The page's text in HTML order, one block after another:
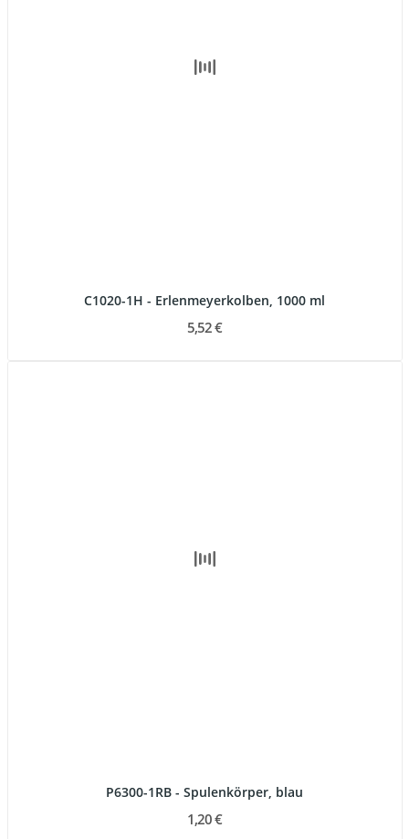
C1020-1H - Erlenmeyerkolben, 1000 ml
5,52 €
P6300-1RB - Spulenkörper, blau
1,20 €